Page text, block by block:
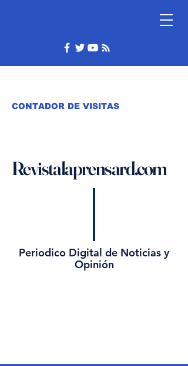
CONTADOR DE VISITAS
Revistalaprensard.com
Periodico Digital de Noticias y
Opinión